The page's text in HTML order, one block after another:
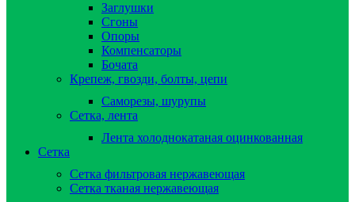
Заглушки
Сгоны
Опоры
Компенсаторы
Бочата
Крепеж, гвозди, болты, цепи
Саморезы, шурупы
Сетка, лента
Лента холоднокатаная оцинкованная
Сетка
Сетка фильтровая нержавеющая
Сетка тканая нержавеющая